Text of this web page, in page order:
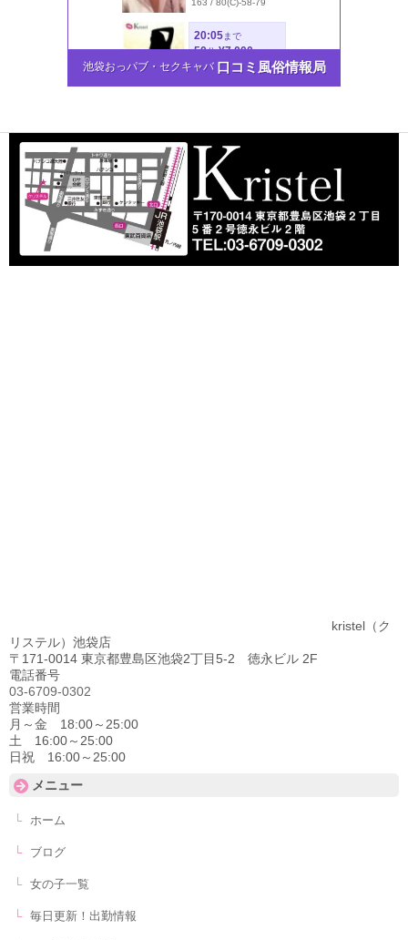
池袋おっパブ・セクキャバ 口コミ風俗情報局
kristel（ク
リステル）池袋店
〒171-0014 東京都豊島区池袋2丁目5-2 徳永ビル 2F
電話番号
03-6709-0302
営業時間
月～金 18:00～25:00
土 16:00～25:00
日祝 16:00～25:00
メニュー
ホーム
ブログ
女の子一覧
毎日更新！出勤情報